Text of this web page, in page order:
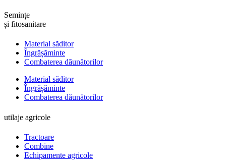
Semințe
și fitosanitare
Material săditor
Îngrășăminte
Combaterea dăunătorilor
Material săditor
Îngrășăminte
Combaterea dăunătorilor
utilaje agricole
Tractoare
Combine
Echipamente agricole